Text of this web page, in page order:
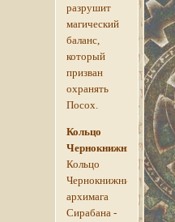
разрушит
магический
баланс,
который
призван
охранять
Посох.
Кольцо
Чернокнижника
Кольцо
Чернокнижника
архимага
Сирабана -